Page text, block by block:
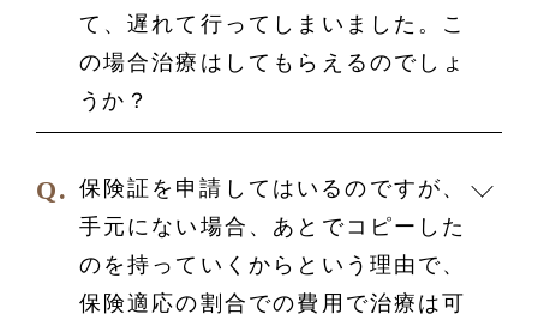
て、遅れて行ってしまいました。 こ
の場合治療はしてもらえるのでしょ
うか？
保険証を申請してはいるのですが、
手元にない場合、あとでコピーした
のを持っていくからという理由で、
保険適応の割合での費用で治療は可